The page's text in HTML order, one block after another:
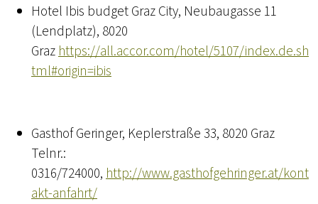
Hotel Ibis budget Graz City, Neubaugasse 11
(Lendplatz), 8020
Grazhttps://all.accor.com/hotel/5107/index.de.sh
tml#origin=ibis
Gasthof Geringer, Keplerstraße 33, 8020 Graz
Telnr.:
0316/724000,http://www.gasthofgehringer.at/kont
akt-anfahrt/